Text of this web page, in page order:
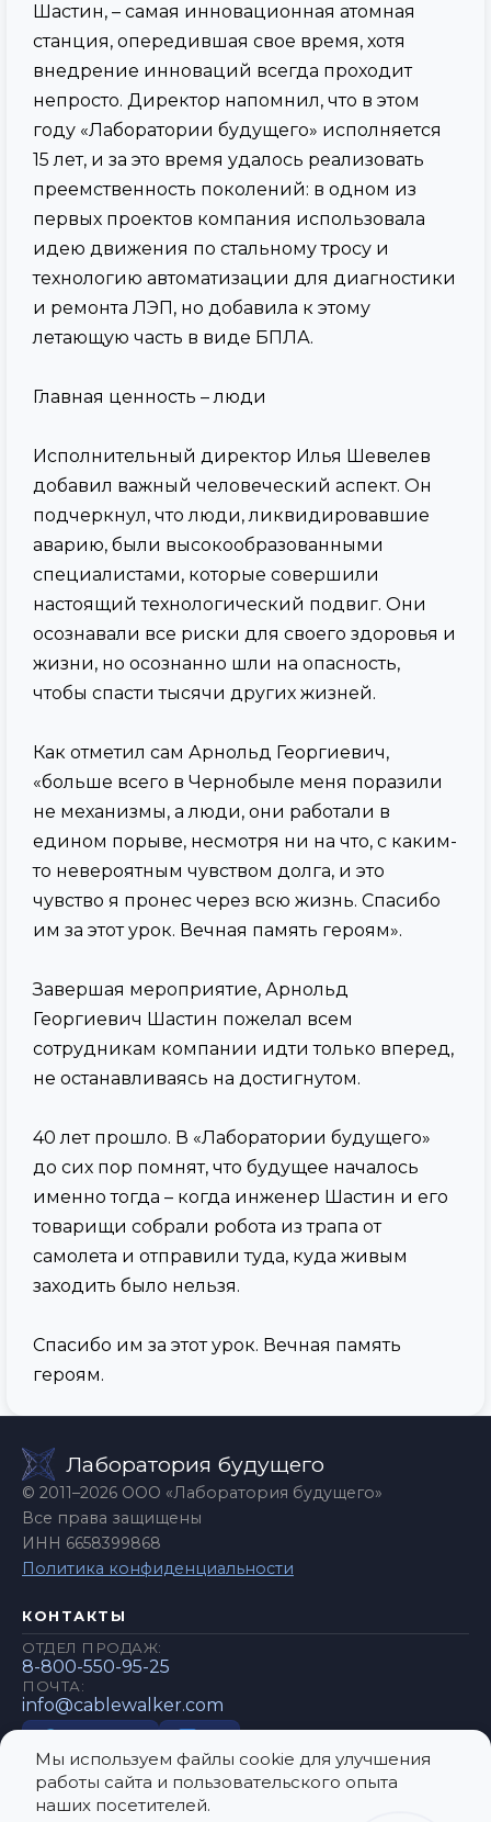
Шастин, – самая инновационная атомная
станция, опередившая свое время, хотя
внедрение инноваций всегда проходит
непросто. Директор напомнил, что в этом
году «Лаборатории будущего» исполняется
15 лет, и за это время удалось реализовать
преемственность поколений: в одном из
первых проектов компания использовала
идею движения по стальному тросу и
технологию автоматизации для диагностики
и ремонта ЛЭП, но добавила к этому
летающую часть в виде БПЛА.
Главная ценность – люди
Исполнительный директор Илья Шевелев
добавил важный человеческий аспект. Он
подчеркнул, что люди, ликвидировавшие
аварию, были высокообразованными
специалистами, которые совершили
настоящий технологический подвиг. Они
осознавали все риски для своего здоровья и
жизни, но осознанно шли на опасность,
чтобы спасти тысячи других жизней.
Как отметил сам Арнольд Георгиевич,
«больше всего в Чернобыле меня поразили
не механизмы, а люди, они работали в
едином порыве, несмотря ни на что, с каким-
то невероятным чувством долга, и это
чувство я пронес через всю жизнь. Спасибо
им за этот урок. Вечная память героям».
Завершая мероприятие, Арнольд
Георгиевич Шастин пожелал всем
сотрудникам компании идти только вперед,
не останавливаясь на достигнутом.
40 лет прошло. В «Лаборатории будущего»
до сих пор помнят, что будущее началось
именно тогда – когда инженер Шастин и его
товарищи собрали робота из трапа от
самолета и отправили туда, куда живым
заходить было нельзя.
Спасибо им за этот урок. Вечная память
героям.
Лаборатория будущего
© 2011–2026 ООО «Лаборатория будущего»
Все права защищены
ИНН 6658399868
Политика конфиденциальности
КОНТАКТЫ
ОТДЕЛ ПРОДАЖ:
8-800-550-95-25
ПОЧТА:
info@cablewalker.com
ПАРТНЁРЫ И ГРАНТЫ
Мы используем файлы cookie для улучшения
работы сайта и пользовательского опыта
наших посетителей.